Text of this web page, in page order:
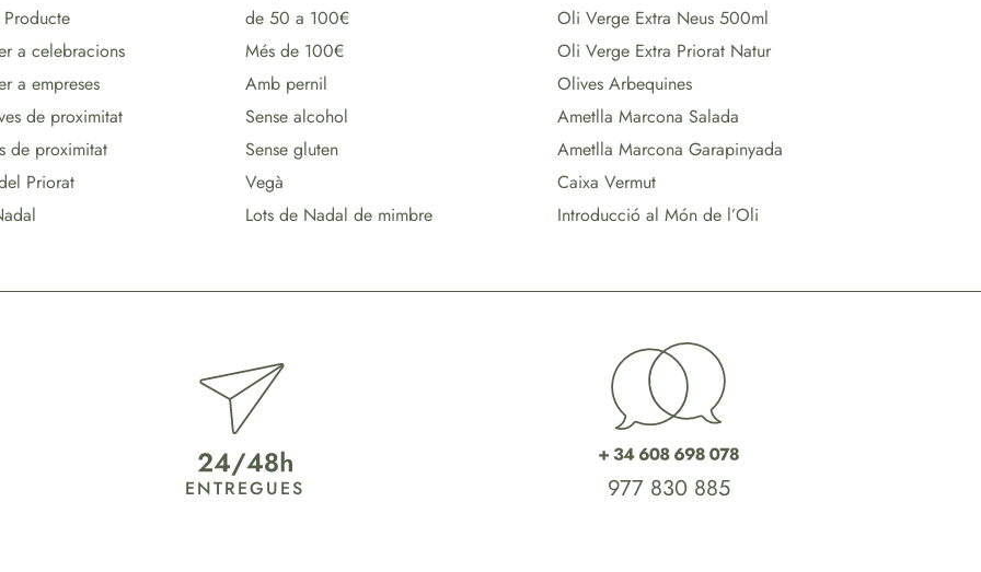
a celebracions
a empreses
de proximitat
de proximitat
Priorat
de 50 a 100€
Més de 100€
Amb pernil
Sense alcohol
Sense gluten
Vegà
Lots de Nadal de mimbre
Oli Verge Extra Neus 500ml
Oli Verge Extra Priorat Natur
Olives Arbequines
Ametlla Marcona Salada
Ametlla Marcona Garapinyada
Caixa Vermut
Introducció al Món de l’Oli
ENTREGUES 977 830 885